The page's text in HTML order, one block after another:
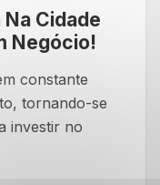
Cidade
Negócio!
constante
tornando-se
investir no